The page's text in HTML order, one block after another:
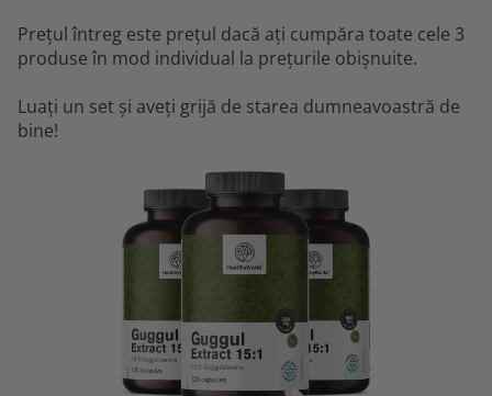
Prețul întreg este prețul dacă ați cumpăra toate cele 3
produse în mod individual la prețurile obișnuite.
Luați un set și aveți grijă de starea dumneavoastră de
bine!